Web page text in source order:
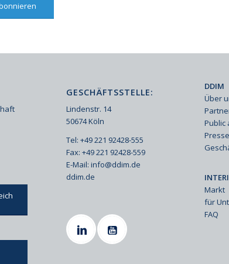
GESCHÄFTSSTELLE:
Lindenstr. 14
50674 Köln
Tel: +49 221 92428-555
Fax: +49 221 92428-559
E-Mail:info@ddim.de
ddim.de
DDIM
Über
Public
Presse
Markt
für
FAQ